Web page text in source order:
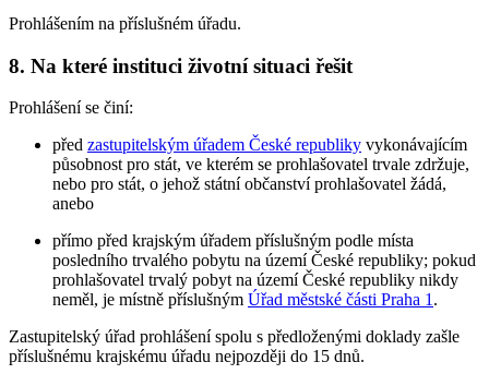
Prohlášením na příslušném úřadu.
8. Na které instituci životní situaci řešit
Prohlášení se činí:
před zastupitelským úřadem České republiky vykonávajícím
působnost pro stát, ve kterém se prohlašovatel trvale zdržuje,
nebo pro stát, o jehož státní občanství prohlašovatel žádá,
anebo
přímo před krajským úřadem příslušným podle místa
posledního trvalého pobytu na území České republiky; pokud
prohlašovatel trvalý pobyt na území České republiky nikdy
neměl, je místně příslušným Úřad městské části Praha 1 .
Zastupitelský úřad prohlášení spolu s předloženými doklady zašle
příslušnému krajskému úřadu nejpozději do 15 dnů.